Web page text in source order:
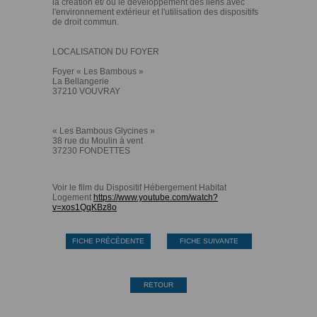
la création et/ ou le développement des liens avec
l'environnement extérieur et l'utilisation des dispositifs
de droit commun.
LOCALISATION DU FOYER
Foyer « Les Bambous »
La Bellangerie
37210 VOUVRAY
« Les Bambous Glycines »
38 rue du Moulin à vent
37230 FONDETTES
Voir le film du Dispositif Hébergement Habitat
Logement https://www.youtube.com/watch?
v=xos1QqKBz8o
FICHE PRÉCÉDENTE FICHE SUIVANTE
RETOUR